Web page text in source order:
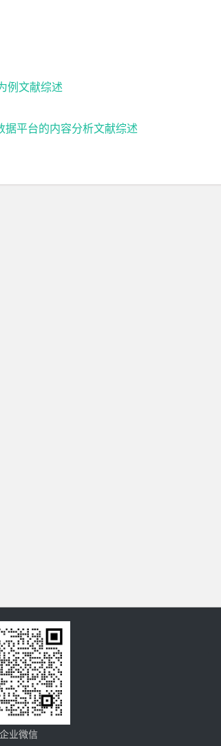
例文献综述
平台的内容分析文献综述
企业微信